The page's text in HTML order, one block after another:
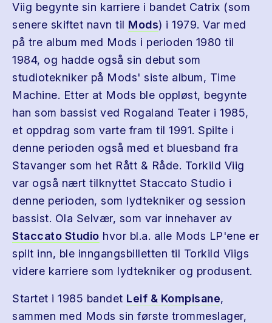
Viig begynte sin karriere i bandet Catrix (som
senere skiftet navn til Mods) i 1979. Var med
på tre album med Mods i perioden 1980 til
1984, og hadde også sin debut som
studiotekniker på Mods' siste album, Time
Machine. Etter at Mods ble oppløst, begynte
han som bassist ved Rogaland Teater i 1985,
et oppdrag som varte fram til 1991. Spilte i
denne perioden også med et bluesband fra
Stavanger som het Rått & Råde. Torkild Viig
var også nært tilknyttet Staccato Studio i
denne perioden, som lydtekniker og session
bassist. Ola Selvær, som var innehaver av
Staccato Studio hvor bl.a. alle Mods LP'ene er
spilt inn, ble inngangsbilletten til Torkild Viigs
videre karriere som lydtekniker og produsent.
Startet i 1985 bandet Leif & Kompisane,
sammen med Mods sin første trommeslager,